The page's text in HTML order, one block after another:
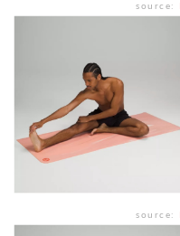
source:
source: